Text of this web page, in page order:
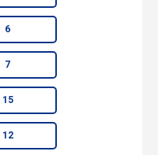
6
7
15
12